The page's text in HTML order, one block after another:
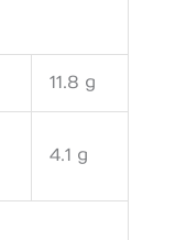
11.8 g
4.1 g